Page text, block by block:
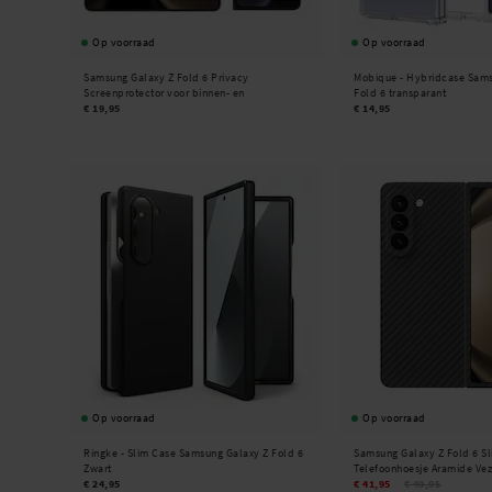
Op voorraad
Samsung Galaxy Z Fold 6 Privacy
Screenprotector voor binnen- en
buitenbeeldscherm
€ 19,95
Op voorraad
Mobique - Hybridcase
Fold 6 transparant
€ 14,95
Op voorraad
Ringke - Slim Case Samsung Galaxy Z Fold 6
Zwart
€ 24,95
Op voorraad
Samsung Galaxy Z Fold 6
Telefoonhoesje Aramide
€ 41,95